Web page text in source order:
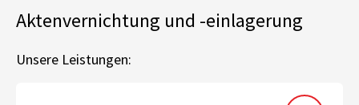
Aktenvernichtung und -einlagerung
Unsere Leistungen: